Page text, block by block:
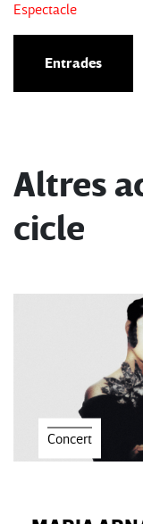
Espectacle
Entrades
Altres
cicle
Concert